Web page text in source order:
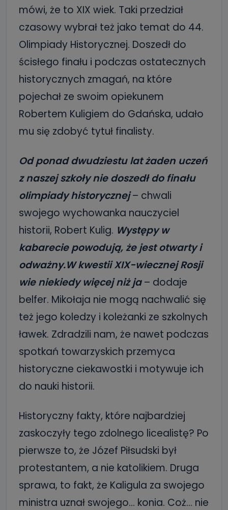
mówi, że to XIX wiek. Taki przedział
czasowy wybrał też jako temat do 44.
Olimpiady Historycznej. Doszedł do
ścisłego finału i podczas ostatecznych
historycznych zmagań, na które
pojechał ze swoim opiekunem
Robertem Kuligiem do Gdańska, udało
mu się zdobyć tytuł finalisty.
Od ponad dwudziestu lat żaden uczeń
z naszej szkoły nie doszedł do finału
olimpiady historycznej– chwali
swojego wychowanka nauczyciel
historii, Robert Kulig. Występy w
kabarecie powodują, że jest otwarty i
odważny.W kwestii XIX-wiecznej Rosji
wie niekiedy więcej niż ja– dodaje
belfer. Mikołaja nie mogą nachwalić się
też jego koledzy i koleżanki ze szkolnych
ławek. Zdradzili nam, że nawet podczas
spotkań towarzyskich przemyca
historyczne ciekawostki i motywuje ich
do nauki historii.
Historyczny fakty, które najbardziej
zaskoczyły tego zdolnego licealistę? Po
pierwsze to, że Józef Piłsudski był
protestantem, a nie katolikiem. Druga
sprawa, to fakt, że Kaligula za swojego
ministra uznał swojego… konia. Coż… nie